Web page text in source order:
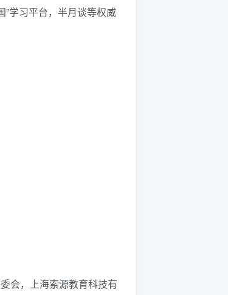
”学习平台，半月谈等权威
会，上海索源教育科技有